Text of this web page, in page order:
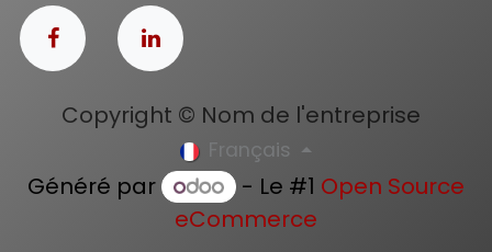
Copyright © Nom de l'entreprise
Français
Généré par - Le #1 Open Source
eCommerce